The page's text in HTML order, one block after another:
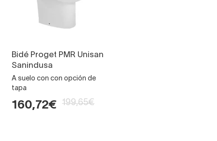
Bidé Proget PMR Unisan
Sanindusa
A suelo con con opción de
tapa
160,72€ 199,65€